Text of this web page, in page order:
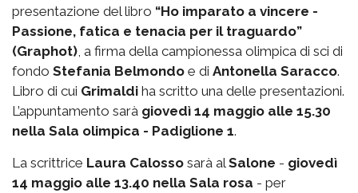
presentazione del libro “Ho imparato a vincere -
Passione, fatica e tenacia per il traguardo”
(Graphot) , a firma della campionessa olimpica di sci di
fondo Stefania Belmondo e di Antonella Saracco.
Libro di cui Grimaldi ha scritto una delle presentazioni.
L’appuntamento sarà giovedì 14 maggio alle 15.30
nella Sala olimpica - Padiglione 1.
La scrittrice Laura Calosso sarà al Salone - giovedì
14 maggio alle 13.40 nella Sala rosa - per